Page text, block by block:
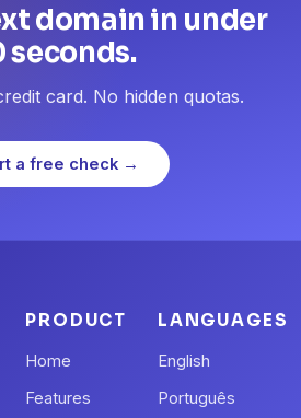
domain in under
seconds.
card. No hidden quotas.
a free check →
PRODUCT
Home
Features
LANGUAGES
English
Português